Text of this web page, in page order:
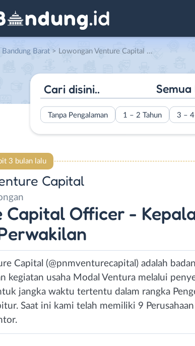
Bandung Barat > Lowongan Venture Capital Officer – Kepala Kantor Perwakilan di PT. PNM Venture Capital
Semua
Tanpa Pengalaman 1 – 2 Tahun 3 – 4
3 bulan lalu
Capital
Capital Officer -
Capital (@pnmventurecapital) adalah
kegiatan usaha Modal Ventura melalui
jangka waktu tertentu dalam rangka
Saat ini kami telah memiliki 9 Perusahaan